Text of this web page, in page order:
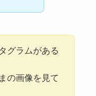
グラムがある
の画像を見て